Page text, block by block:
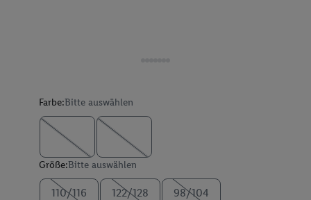
Farbe:Bitte auswählen
Größe:Bitte auswählen
110/116 122/128 98/104